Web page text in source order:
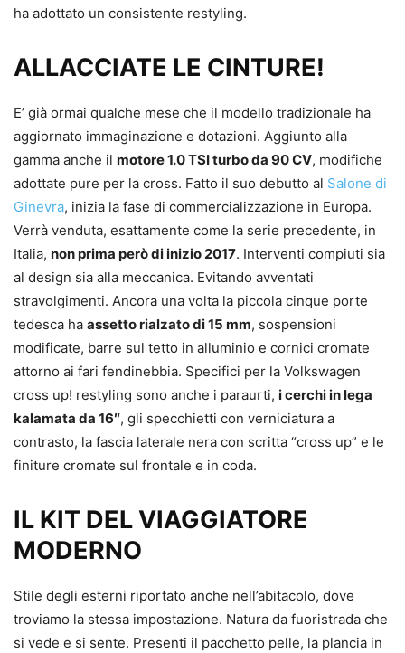
ha adottato un consistente restyling.
ALLACCIATE LE CINTURE!
E’ già ormai qualche mese che il modello tradizionale ha
aggiornato immaginazione e dotazioni. Aggiunto alla
gamma anche il motore 1.0 TSI turbo da 90 CV, modifiche
adottate pure per la cross. Fatto il suo debutto al Salone di
Ginevra, inizia la fase di commercializzazione in Europa.
Verrà venduta, esattamente come la serie precedente, in
Italia, non prima però di inizio 2017. Interventi compiuti sia
al design sia alla meccanica. Evitando avventati
stravolgimenti. Ancora una volta la piccola cinque porte
tedesca ha assetto rialzato di 15 mm, sospensioni
modificate, barre sul tetto in alluminio e cornici cromate
attorno ai fari fendinebbia. Specifici per la Volkswagen
cross up! restyling sono anche i paraurti, i cerchi in lega
kalamata da 16″, gli specchietti con verniciatura a
contrasto, la fascia laterale nera con scritta “cross up” e le
finiture cromate sul frontale e in coda.
IL KIT DEL VIAGGIATORE
MODERNO
Stile degli esterni riportato anche nell’abitacolo, dove
troviamo la stessa impostazione. Natura da fuoristrada che
si vede e si sente. Presenti il pacchetto pelle, la plancia in